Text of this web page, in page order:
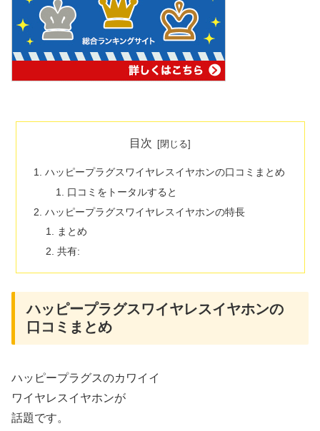
目次
ハッピープラグスワイヤレスイヤホンの口コミまとめ
口コミをトータルすると
ハッピープラグスワイヤレスイヤホンの特長
まとめ
共有:
ハッピープラグスワイヤレスイヤホンの
口コミまとめ
ハッピープラグスのカワイイ
ワイヤレスイヤホンが
話題です。